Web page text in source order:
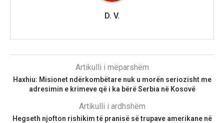
D. V.
Artikulli i mëparshëm
Haxhiu: Misionet ndërkombëtare nuk u morën seriozisht me
adresimin e krimeve që i ka bërë Serbia në Kosovë
Artikulli i ardhshëm
Hegseth njofton rishikim të pranisë së trupave amerikane në